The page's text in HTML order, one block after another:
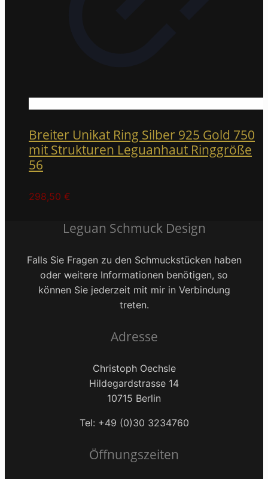
Breiter Unikat Ring Silber 925 Gold 750
mit Strukturen Leguanhaut Ringgröße
56
298,50 €
Leguan Schmuck Design
Falls Sie Fragen zu den Schmuckstücken haben
oder weitere Informationen benötigen, so
können Sie jederzeit mit mir in Verbindung
treten.
Adresse
Christoph Oechsle
Hildegardstrasse 14
10715 Berlin
Tel: +49 (0)30 3234760
Öffnungszeiten